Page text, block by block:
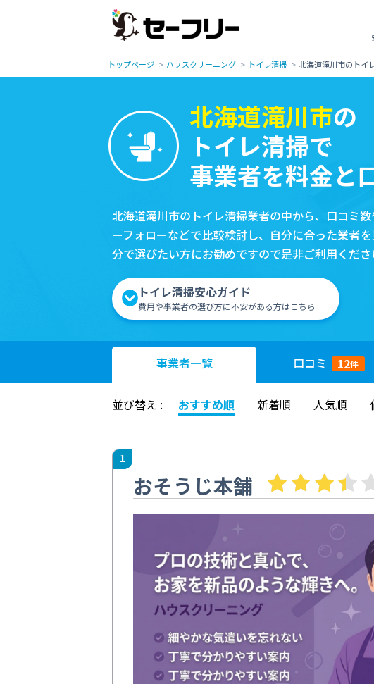
トップページ ハウスクリーニング トイレ清掃 北海道滝川市のトイ
北海道滝川市の
トイレ清掃で
事業者を料金と
北海道滝川市のトイレ清掃業者の中から、口コミ
ーフォローなどで比較検討し、自分に合った業者
分で選びたい方にお勧めですので是非ご利用くださ
トイレ清掃安心ガイド
費用や事業者の選び方に不安がある方はこちら
事業者一覧 口コミ 12件
並び替え : おすすめ順 新着順 人気順
1
おそうじ本舗